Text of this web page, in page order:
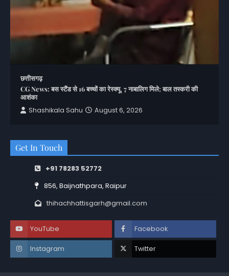
छत्तीसगढ़
CG News: बस स्टैंड से 16 बच्चों का रेस्क्यू, 7 नाबालिग मिले; बाल तस्करी की
आशंका
Shashikala Sahu
August 6, 2026
Get In Touch
+91 78283 52772
856, Baijnathpara, Raipur
thihachhattisgarh@gmail.com
YouTube Facebook
Instagram Twitter